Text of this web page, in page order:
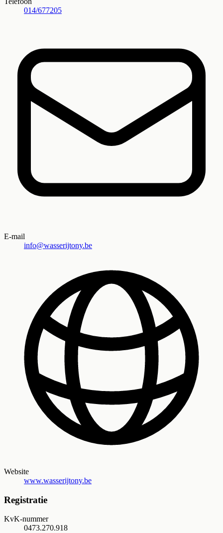
014/677205
E-mail
info@wasserijtony.be
Website
www.wasserijtony.be
Registratie
KvK-nummer
0473.270.918